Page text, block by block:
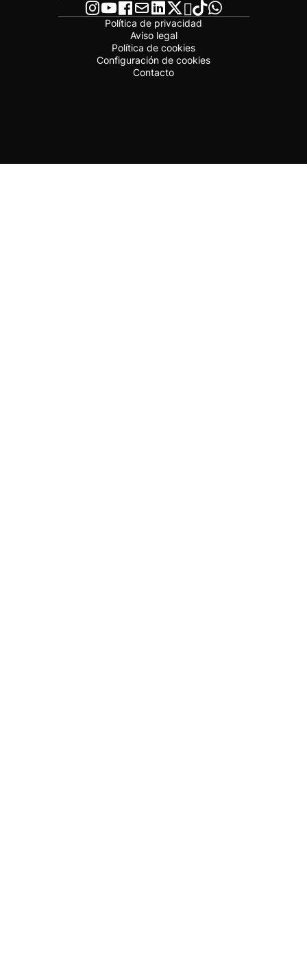
Política de privacidad
Aviso legal
Política de cookies
Configuración de cookies
Contacto